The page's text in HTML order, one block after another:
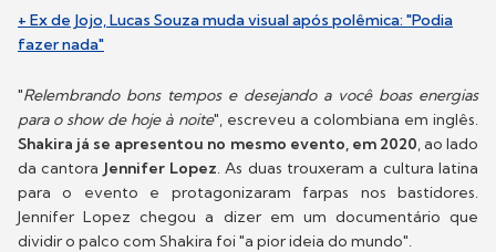
+ Ex de Jojo, Lucas Souza muda visual após polêmica: "Podia
fazer nada"
"Relembrando bons tempos e desejando a você boas energias
para o show de hoje à noite", escreveu a colombiana em inglês.
Shakira já se apresentou no mesmo evento, em 2020, ao lado
da cantora Jennifer Lopez. As duas trouxeram a cultura latina
para o evento e protagonizaram farpas nos bastidores.
Jennifer Lopez chegou a dizer em um documentário que
dividir o palco com Shakira foi "a pior ideia do mundo".